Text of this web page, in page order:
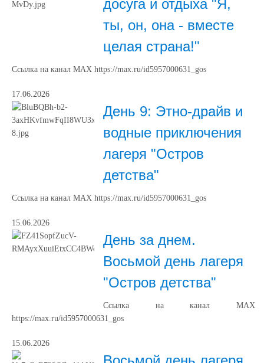
досуга и отдыха "Я,
ты, он, она - вместе
целая страна!"
Ссылка на канал МАХ https://max.ru/id5957000631_gos
17.06.2026
День 9: Этно-драйв и
водные приключения
лагеря "Остров
детства"
Ссылка на канал МАХ https://max.ru/id5957000631_gos
15.06.2026
День за днем.
Восьмой день лагеря
"Остров детства"
Ссылка на канал МАХ
https://max.ru/id5957000631_gos
15.06.2026